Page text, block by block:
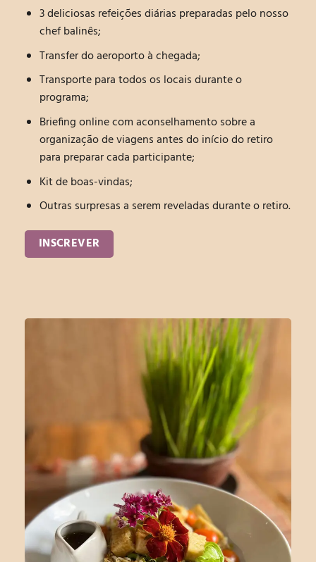
3 deliciosas refeições diárias preparadas pelo nosso
chef balinês;
Transfer do aeroporto à chegada;
Transporte para todos os locais durante o
programa;
Briefing online com aconselhamento sobre a
organização de viagens antes do início do retiro
para preparar cada participante;
Kit de boas-vindas;
Outras surpresas a serem reveladas durante o retiro.
INSCREVER